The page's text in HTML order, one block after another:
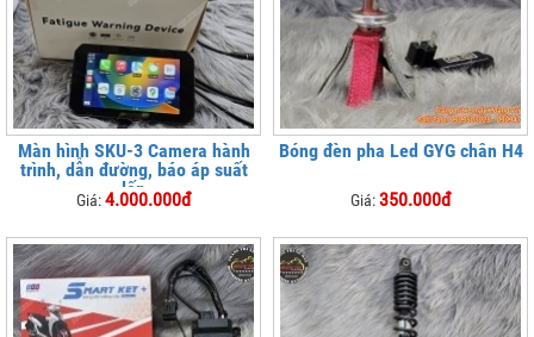
Màn hình SKU-3 Camera hành
trình, dẫn đường, báo áp suất
lốp
Giá:4.000.000đ
Bóng đèn pha Led GYG chân H4
Giá:350.000đ